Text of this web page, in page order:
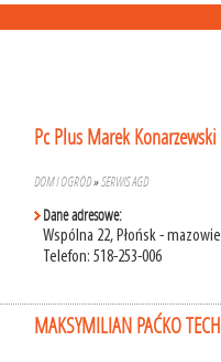
Pc Plus Marek Konarzewski
DOM I OGRÓD»SERWIS AGD
Dane adresowe:
Wspólna 22, Płońsk -
Telefon: 518-253-006
MAKSYMILIAN PAĆKO